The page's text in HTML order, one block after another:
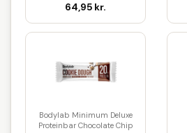
64,95 kr.
Bodylab Minimum Deluxe
Proteinbar Chocolate Chip